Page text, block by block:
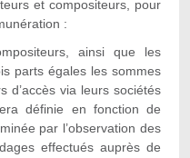
et compositeurs, pour
:
ainsi que les
parts égales les sommes
d’accès via leurs sociétés
définie en fonction de
par l’observation des
effectués auprès de